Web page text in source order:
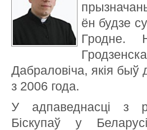
ён будзе
Гродне.
Дабраловіча, якія быў
з 2006 года.
У адпаведнасці з
Біскупаў у